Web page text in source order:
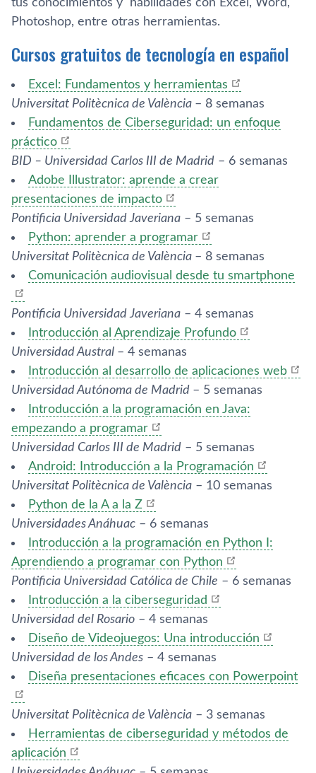
tus conocimientos y habilidades con Excel, Word,
Photoshop, entre otras herramientas.
Cursos gratuitos de tecnología en español
Excel: Fundamentos y herramientas
Universitat Politècnica de València – 8 semanas
Fundamentos de Ciberseguridad: un enfoque
práctico
BID – Universidad Carlos III de Madrid – 6 semanas
Adobe Illustrator: aprende a crear
presentaciones de impacto
Pontificia Universidad Javeriana – 5 semanas
Python: aprender a programar
Universitat Politècnica de València – 8 semanas
Comunicación audiovisual desde tu smartphone
Pontificia Universidad Javeriana – 4 semanas
Introducción al Aprendizaje Profundo
Universidad Austral – 4 semanas
Introducción al desarrollo de aplicaciones web
Universidad Autónoma de Madrid – 5 semanas
Introducción a la programación en Java:
empezando a programar
Universidad Carlos III de Madrid – 5 semanas
Android: Introducción a la Programación
Universitat Politècnica de València – 10 semanas
Python de la A a la Z
Universidades Anáhuac – 6 semanas
Introducción a la programación en Python I:
Aprendiendo a programar con Python
Pontificia Universidad Católica de Chile – 6 semanas
Introducción a la ciberseguridad
Universidad del Rosario – 4 semanas
Diseño de Videojuegos: Una introducción
Universidad de los Andes – 4 semanas
Diseña presentaciones eficaces con Powerpoint
Universitat Politècnica de València – 3 semanas
Herramientas de ciberseguridad y métodos de
aplicación